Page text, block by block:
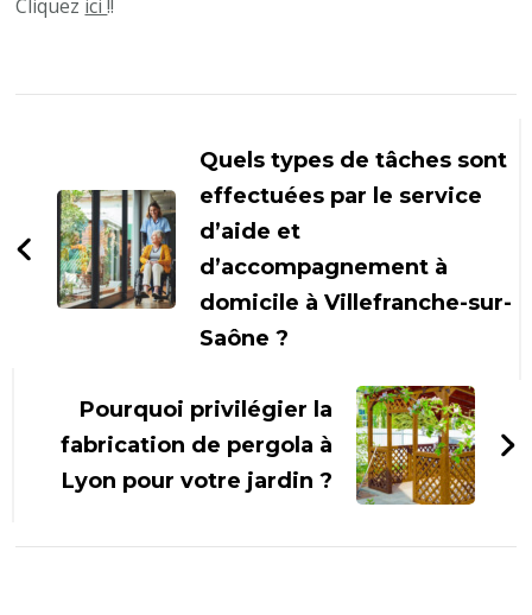
Cliquez ici!!
Quels types de tâches sont
effectuées par le service
d’aide et
d’accompagnement à
domicile à Villefranche-sur-
Saône ?
Pourquoi privilégier la
fabrication de pergola à
Lyon pour votre jardin ?